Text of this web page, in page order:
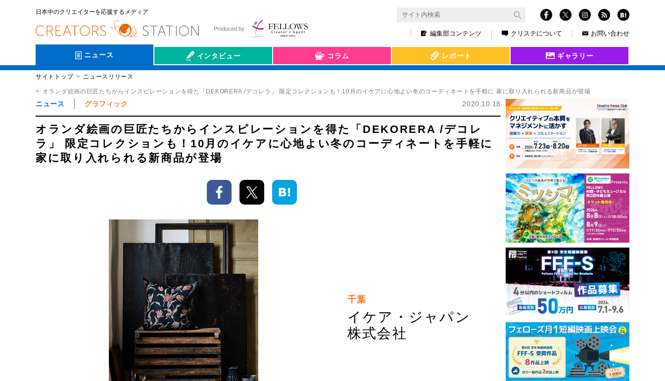
日本中のクリエイターを応援するメディア
編集部コンテンツ クリステについて お問い合わせ
Produced by
ニュース インタビュー コラム レポート ギャラリー
サイトトップ ニュースリリース
オランダ絵画の巨匠たちからインスピレーションを得た「DEKORERA /デコレラ」 限定コレクションも！10月のイケアに心地よい冬のコーディネートを手軽に 家に取り入れられる新商品が登場
ニュース グラフィック 2020.10.18
オランダ絵画の巨匠たちからインスピレーションを得た「DEKORERA /デコレ
ラ」 限定コレクションも！10月のイケアに心地よい冬のコーディネートを手軽に
家に取り入れられる新商品が登場
千葉
イケア・ジャパン
株式会社